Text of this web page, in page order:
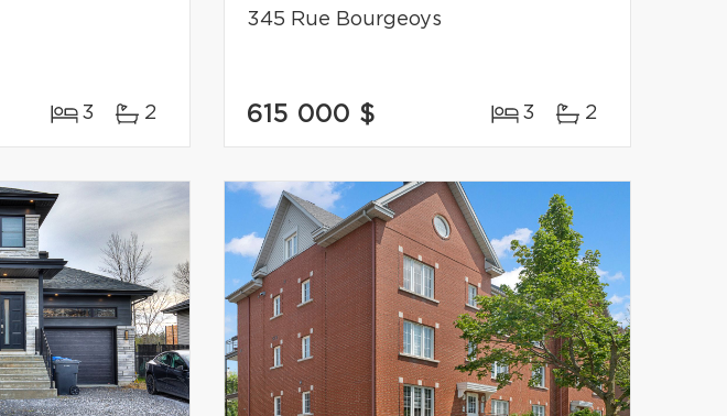
3 2
345 Rue Bourgeoys
615 000 $ 3 2